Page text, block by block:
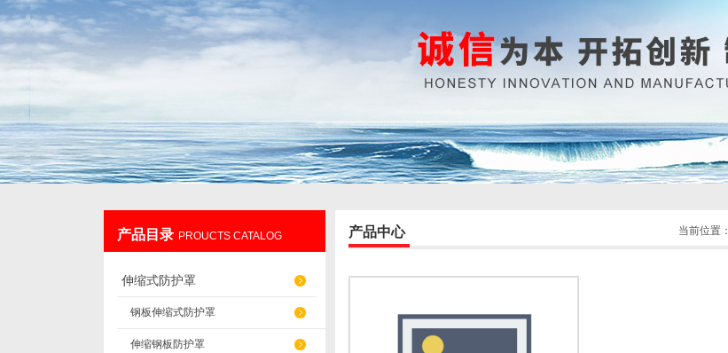
产品目录 PROUCTS CATALOG
伸缩式防护罩
钢板伸缩式防护罩
伸缩钢板防护罩
当前位置：
产品中心